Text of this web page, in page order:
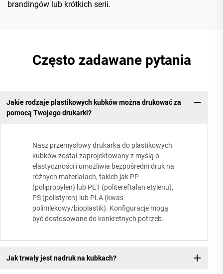
brandingów lub krótkich serii.
Często zadawane pytania
Jakie rodzaje plastikowych kubków można drukować za
pomocą Twojego drukarki?
Nasz przemysłowy drukarka do plastikowych
kubków został zaprojektowany z myślą o
elastyczności i umożliwia bezpośredni druk na
różnych materiałach, takich jak PP
(polipropylen) lub PET (politereftalan etylenu),
PS (polistyren) lub PLA (kwas
polimlekowy/bioplastik). Konfiguracje mogą
być dostosowane do konkretnych potrzeb.
Jak trwały jest nadruk na kubkach?